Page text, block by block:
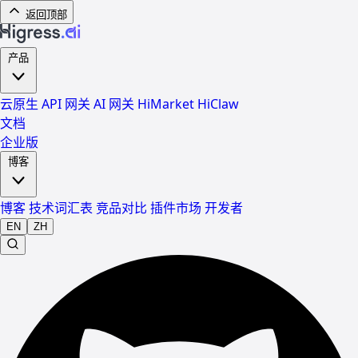
返回顶部
云原生 API 网关 AI 网关 HiMarket HiClaw
文档
企业版
博客技术词汇表 竞品对比 插件市场 开发者
EN ZH